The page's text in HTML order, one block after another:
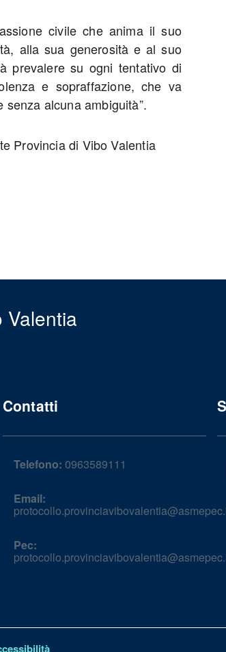
civile che anima il suo
alla sua generosità e al suo
prevalere su ogni tentativo di
e sopraffazione, che va
alcuna ambiguità”.
Provincia di Vibo Valentia
Valentia
Contatti
Telefono: 0963589111
Email:
Pec: